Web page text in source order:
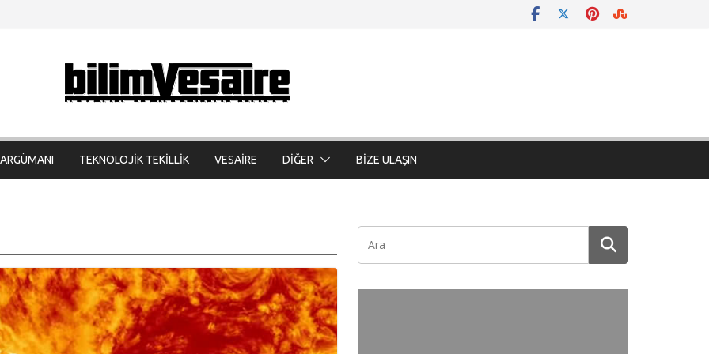
TEKNOLOJİK TEKİLLİK VESAİRE DİĞER BİZE ULAŞIN